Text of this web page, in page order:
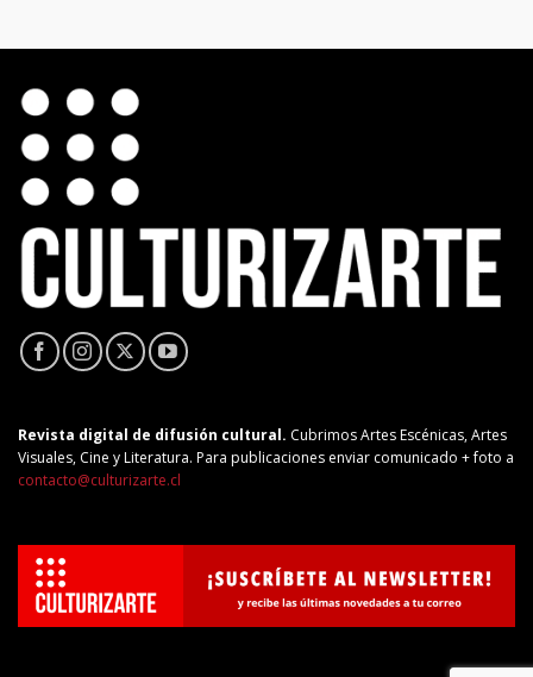
Revista digital de difusión cultural. Cubrimos Artes Escénicas, Artes
Visuales, Cine y Literatura. Para publicaciones enviar comunicado + foto a
contacto@culturizarte.cl